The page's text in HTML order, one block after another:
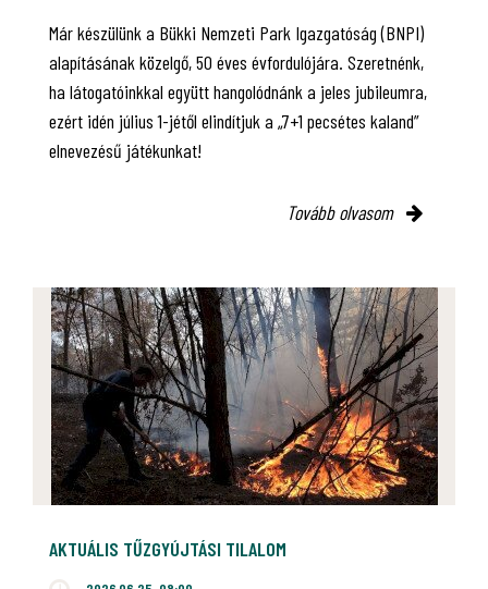
Már készülünk a Bükki Nemzeti Park Igazgatóság (BNPI)
alapításának közelgő, 50 éves évfordulójára. Szeretnénk,
ha látogatóinkkal együtt hangolódnánk a jeles jubileumra,
ezért idén július 1-jétől elindítjuk a „7+1 pecsétes kaland”
elnevezésű játékunkat!
Tovább olvasom
AKTUÁLIS TŰZGYÚJTÁSI TILALOM